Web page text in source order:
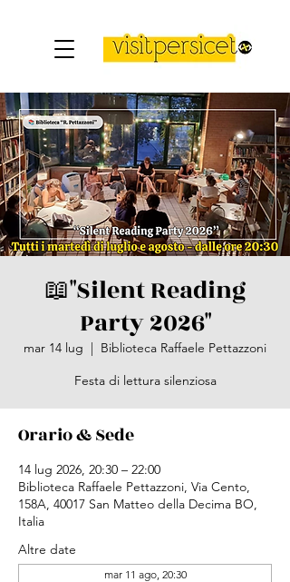
📖​"Silent Reading
Party 2026"
mar 14 lug
  |
Biblioteca Raffaele Pettazzoni
Festa di lettura silenziosa
Orario & Sede
14 lug 2026, 20:30 – 22:00
Biblioteca Raffaele Pettazzoni, Via Cento,
158A, 40017 San Matteo della Decima BO,
Italia
Altre date
mar 11 ago, 20:30